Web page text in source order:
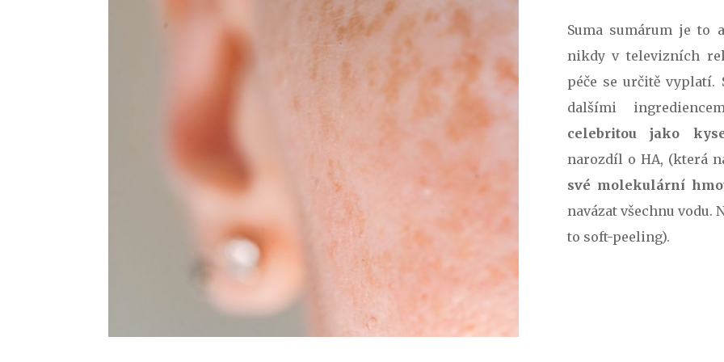
Suma sumárum je to
nikdy v televizních
péče se určitě vyplatí.
dalšími
celebritou jako
narozdíl o HA, (která
své molekulární
navázat všechnu vodu.
to soft-peeling).